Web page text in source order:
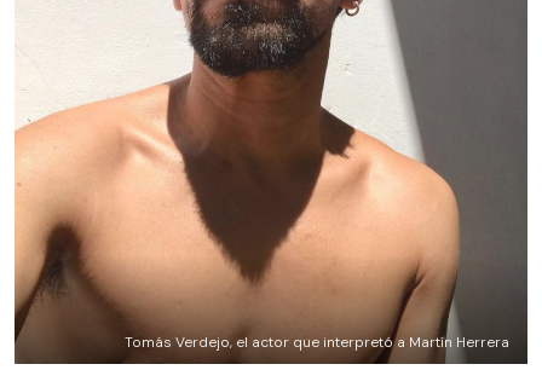
Tomás Verdejo, el actor que interpretó a Martín Herrera